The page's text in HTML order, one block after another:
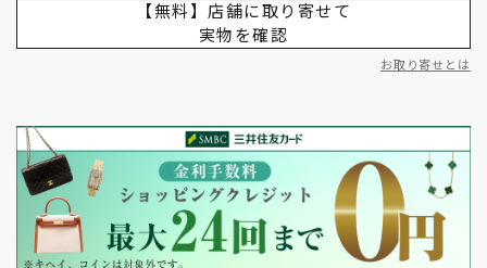
【無料】店舗に取り寄せて
実物を確認
お取り寄せとは